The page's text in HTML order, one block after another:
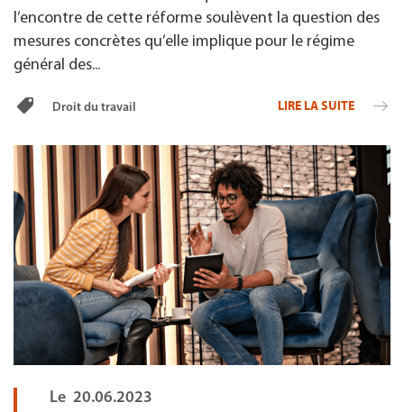
l’encontre de cette réforme soulèvent la question des
mesures concrètes qu’elle implique pour le régime
général des...
Droit du travail LIRE LA SUITE
Le 20.06.2023